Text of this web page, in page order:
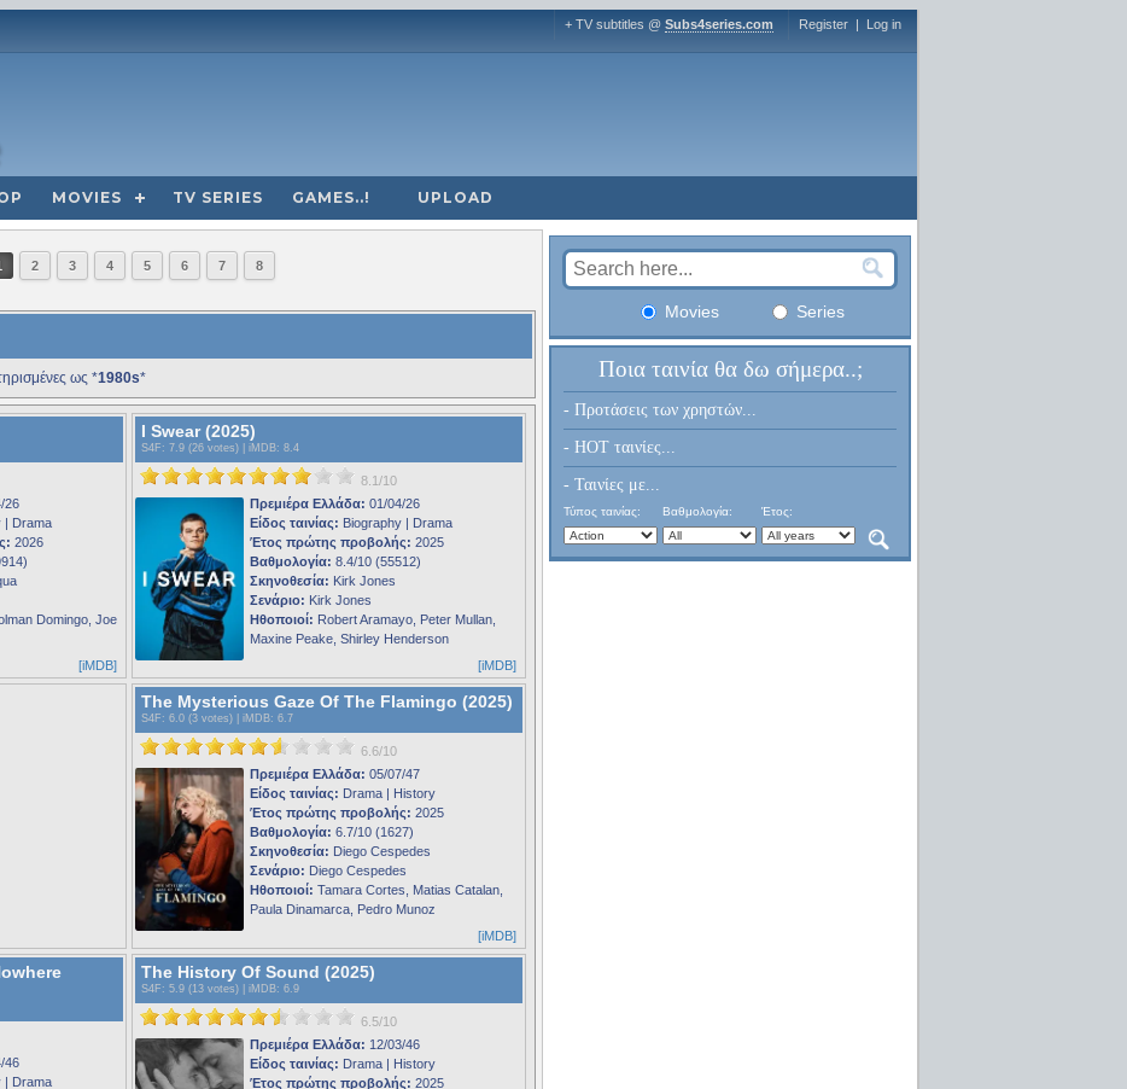
+ TV subtitles @ Subs4series.com Register | Log in
MOVIES TV SERIES GAMES..! UPLOAD
2 3 4 5 6 7 8
ως *1980s*
26
| Drama
2026
Domingo, Joe
[iMDB]
I Swear (2025)
S4F : 7.9 (26 votes) | iMDB: 8.4
8.1/10
Πρεμιέρα Ελλάδα: 01/04/26
Είδος ταινίας: Biography | Drama
Έτος πρώτης προβολής: 2025
Βαθμολογία: 8.4/10 (55512)
Σκηνοθεσία: Kirk Jones
Σενάριο: Kirk Jones
Ηθοποιοί: Robert Aramayo, Peter Mullan,
Maxine Peake, Shirley Henderson
[iMDB]
The Mysterious Gaze Of The Flamingo (2025)
S4F : 6.0 (3 votes) | iMDB: 6.7
6.6/10
Πρεμιέρα Ελλάδα: 05/07/47
Είδος ταινίας: Drama | History
Έτος πρώτης προβολής: 2025
Βαθμολογία: 6.7/10 (1627)
Σκηνοθεσία: Diego Cespedes
Σενάριο: Diego Cespedes
Ηθοποιοί: Tamara Cortes, Matias Catalan,
Paula Dinamarca, Pedro Munoz
[iMDB]
46
| Drama
The History Of Sound (2025)
S4F : 5.9 (13 votes) | iMDB: 6.9
6.5/10
Πρεμιέρα Ελλάδα: 12/03/46
Είδος ταινίας: Drama | History
Έτος πρώτης προβολής: 2025
Movies Series
Ποια ταινία θα δω σήμερα..;
- Προτάσεις των χρηστών...
- HOT ταινίες...
- Ταινίες με...
Τύπος ταινίας: Βαθμολογία: Έτος: